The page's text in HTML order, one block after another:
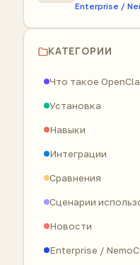
Enterprise /
КАТЕГОРИИ
Что такое
Установка
Навыки
Интеграции
Сравнения
Сценарии
Новости
Enterprise /